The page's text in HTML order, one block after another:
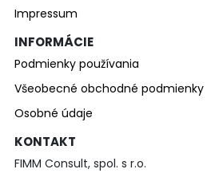
Impressum
INFORMÁCIE
Podmienky používania
Všeobecné obchodné podmienky
Osobné údaje
KONTAKT
FIMM Consult, spol. s r.o.